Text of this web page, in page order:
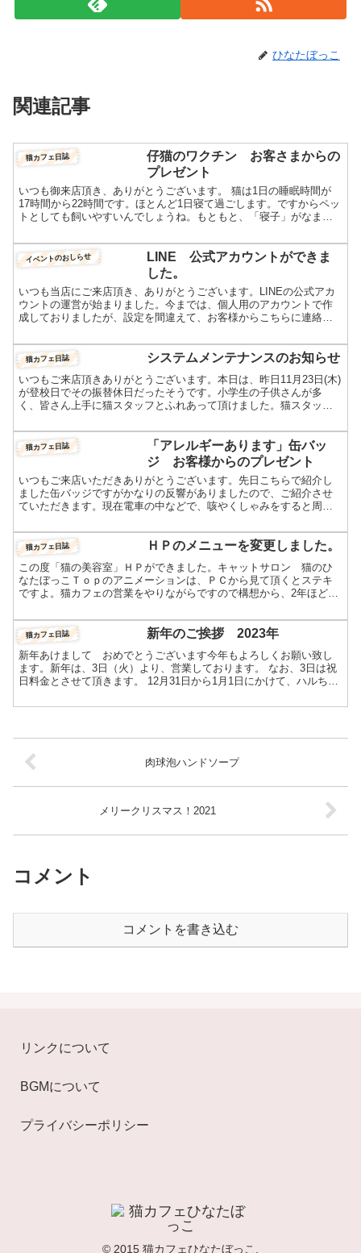
ひなたぼっこ
関連記事
猫カフェ日誌
仔猫のワクチン お客さまからの
プレゼント
いつも御来店頂き、ありがとうございます。 猫は1日の睡眠時間が
17時間から22時間です。ほとんど1日寝て過ごします。ですからペッ
トとしても飼いやすいんでしょうね。もともと、「寝子」がなまっ
イベントのおしらせ
LINE 公式アカウントができま
した。
いつも当店にご来店頂き、ありがとうございます。LINEの公式アカ
ウントの運営が始まりました。今までは、個人用のアカウントで作
成しておりましたが、設定を間違えて、お客様からこちらに連絡が
猫カフェ日誌 システムメンテナンスのお知らせ
いつもご来店頂きありがとうございます。本日は、昨日11月23日(木)
が登校日でその振替休日だったそうです。小学生の子供さんが多
く、皆さん上手に猫スタッフとふれあって頂けました。猫スタッフ
猫カフェ日誌
「アレルギーあります」缶バッ
ジ お客様からのプレゼント
いつもご来店いただきありがとうございます。先日こちらで紹介し
ました缶バッジですがかなりの反響がありましたので、ご紹介させ
ていただきます。現在電車の中などで、咳やくしゃみをすると周り
出...
猫カフェ日誌 ＨＰのメニューを変更しました。
この度「猫の美容室」ＨＰができました。キャットサロン 猫のひ
なたぼっこＴｏｐのアニメーションは、ＰＣから見て頂くとステキ
ですよ。猫カフェの営業をやりながらですので構想から、2年ほどか
猫カフェ日誌 新年のご挨拶 2023年
新年あけまして おめでとうございます今年もよろしくお願い致し
ます。新年は、3日（火）より、営業しております。 なお、3日は祝
日料金とさせて頂きます。 12月31日から1月1日にかけて、ハルちゃ
肉球泡ハンドソープ
メリークリスマス！2021
コメント
コメントを書き込む
リンクについて
BGMについて
プライバシーポリシー
© 2015 猫カフェひなたぼっこ.